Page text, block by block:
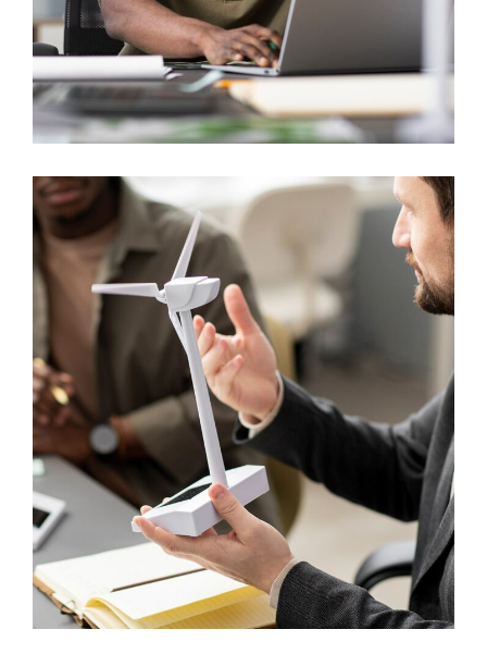
MARKETING
Thermal Technologies
RESEARCH
OTEC – Conversion